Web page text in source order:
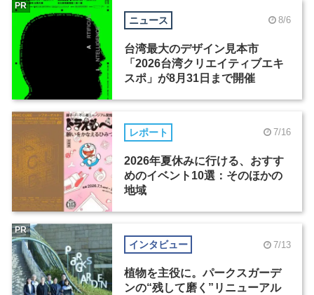
ニュース 8/6
台湾最大のデザイン見本市
「2026台湾クリエイティブエキ
スポ」が8月31日まで開催
PR
レポート 7/16
2026年夏休みに行ける、おすす
めのイベント10選：そのほかの
地域
インタビュー 7/13
植物を主役に。パークスガーデ
ンの“残して磨く”リニューアル
PR